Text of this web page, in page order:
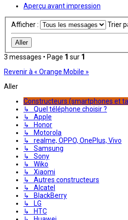
Aperçu avant impression
Afficher : Trier
3 messages • Page 1 sur 1
Revenir à « Orange Mobile »
Aller
Constructeurs (smartphones et
↳ Quel téléphone choisir ?
↳ Apple
↳ Honor
↳ Motorola
↳ realme, OPPO, OnePlus, Vivo
↳ Samsung
↳ Sony
↳ Wiko
↳ Xiaomi
↳ Autres constructeurs
↳ Alcatel
↳ BlackBerry
↳ LG
↳ HTC